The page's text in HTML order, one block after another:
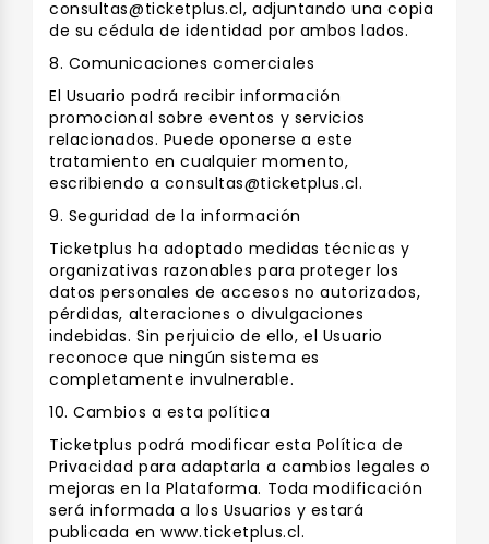
consultas@ticketplus.cl, adjuntando una copia
de su cédula de identidad por ambos lados.
8. Comunicaciones comerciales
El Usuario podrá recibir información
promocional sobre eventos y servicios
relacionados. Puede oponerse a este
tratamiento en cualquier momento,
escribiendo a consultas@ticketplus.cl.
9. Seguridad de la información
Ticketplus ha adoptado medidas técnicas y
organizativas razonables para proteger los
datos personales de accesos no autorizados,
pérdidas, alteraciones o divulgaciones
indebidas. Sin perjuicio de ello, el Usuario
reconoce que ningún sistema es
completamente invulnerable.
10. Cambios a esta política
Ticketplus podrá modificar esta Política de
Privacidad para adaptarla a cambios legales o
mejoras en la Plataforma. Toda modificación
será informada a los Usuarios y estará
publicada en www.ticketplus.cl.